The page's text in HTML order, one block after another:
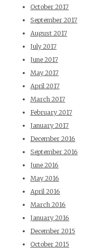
October 2017
September 2017
August 2017
July 2017
June 2017
May 2017
April 2017
March 2017
February 2017
January 2017
December 2016
September 2016
June 2016
May 2016
April 2016
March 2016
January 2016
December 2015
October 2015